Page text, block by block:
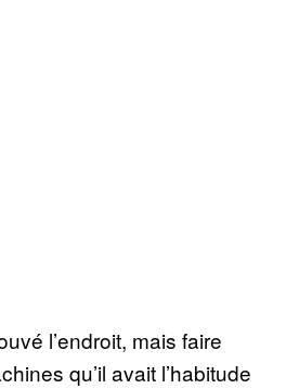
l’endroit, mais faire
qu’il avait l’habitude